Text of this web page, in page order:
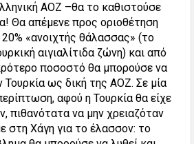
ΑΟΖ –θα το καθιστούσε
Θα απέμενε προς οριοθέτηση
«ανοιχτής θάλασσας» (το
αιγιαλίτιδα ζώνη) και από
ποσοστό θα μπορούσε να
Τουρκία ως δική της ΑΟΖ. Σε μία
αφού η Τουρκία θα είχε
πιθανότατα να μην χρειαζόταν
στη Χάγη για το έλασσον: το